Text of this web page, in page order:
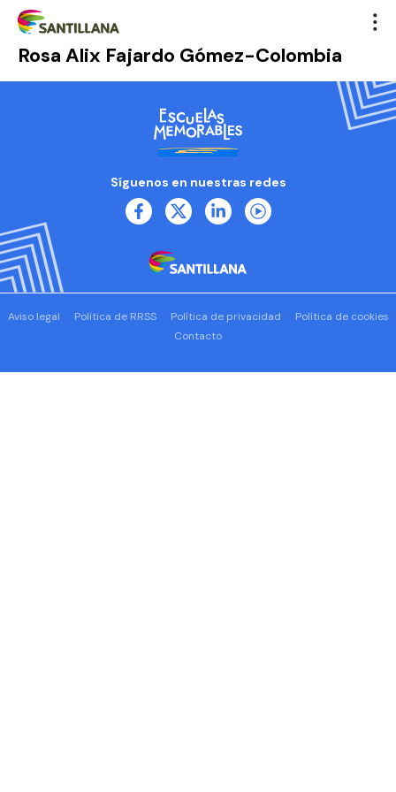
Rosa Alix Fajardo Gómez-Colombia
Síguenos en nuestras redes
Aviso legal Política de RRSS Política de privacidad
Política de cookies
Contacto